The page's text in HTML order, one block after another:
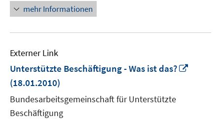
mehr Informationen
Externer Link
Unterstützte Beschäftigung - Was ist das?
(18.01.2010)
Bundesarbeitsgemeinschaft für Unterstützte
Beschäftigung